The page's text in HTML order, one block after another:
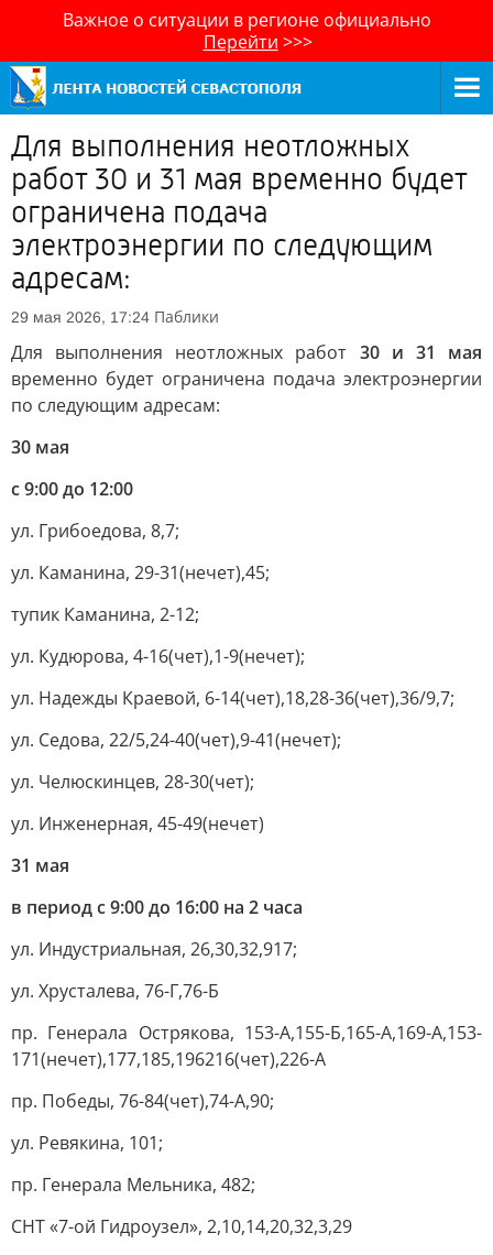
Важное о ситуации в регионе официально
Перейти >>>
Для выполнения неотложных
работ 30 и 31 мая временно будет
ограничена подача
электроэнергии по следующим
адресам:
29 мая 2026, 17:24 Паблики
Для выполнения неотложных работ 30 и 31 мая
временно будет ограничена подача электроэнергии
по следующим адресам:
30 мая
с 9:00 до 12:00
ул. Грибоедова, 8,7;
ул. Каманина, 29-31(нечет),45;
тупик Каманина, 2-12;
ул. Кудюрова, 4-16(чет),1-9(нечет);
ул. Надежды Краевой, 6-14(чет),18,28-36(чет),36/9,7;
ул. Седова, 22/5,24-40(чет),9-41(нечет);
ул. Челюскинцев, 28-30(чет);
ул. Инженерная, 45-49(нечет)
31 мая
в период с 9:00 до 16:00 на 2 часа
ул. Индустриальная, 26,30,32,917;
ул. Хрусталева, 76-Г,76-Б
пр. Генерала Острякова, 153-А,155-Б,165-А,169-А,153-
171(нечет),177,185,196216(чет),226-А
пр. Победы, 76-84(чет),74-А,90;
ул. Ревякина, 101;
пр. Генерала Мельника, 482;
СНТ «7-ой Гидроузел», 2,10,14,20,32,3,29